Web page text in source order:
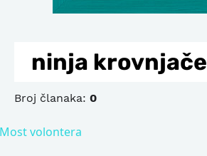
ninja krovnjače
Broj članaka: 0